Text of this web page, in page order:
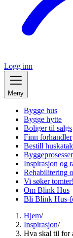
Logg inn
Meny
Bygge hus
Bygge hytte
Boliger til salgs
Finn forhandler
Bestill
Inspirasjon og
Rehabilitering
Vi søker tomter!
Om Blink Hus
Bli Blink Hus-
Hjem/
Inspirasjon/
Hva skal til for